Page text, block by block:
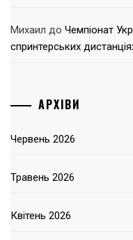
Михаил до Чемпіонат
спринтерських
АРХІВИ
Червень 2026
Травень 2026
Квітень 2026